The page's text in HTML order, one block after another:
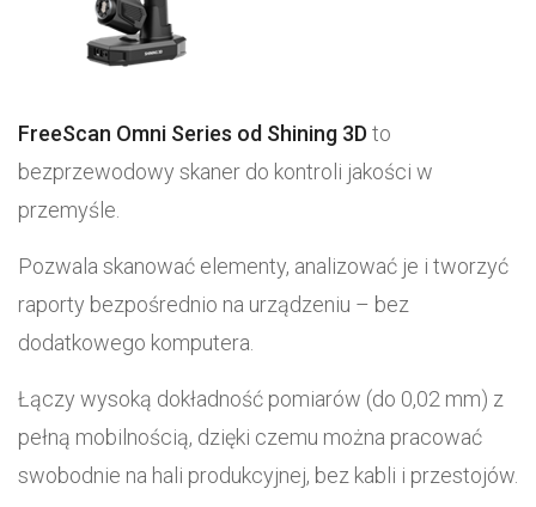
FreeScan Omni Series od Shining 3Dto
bezprzewodowy skaner do kontroli jakości w
przemyśle.
Pozwala skanować elementy, analizować je i tworzyć
raporty bezpośrednio na urządzeniu – bez
dodatkowego komputera.
Łączy wysoką dokładność pomiarów (do 0,02 mm) z
pełną mobilnością, dzięki czemu można pracować
swobodnie na hali produkcyjnej, bez kabli i przestojów.